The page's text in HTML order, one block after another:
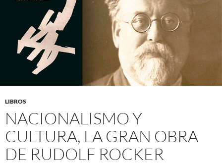
LIBROS
NACIONALISMO Y
CULTURA, LA GRAN OBRA
DE RUDOLF ROCKER